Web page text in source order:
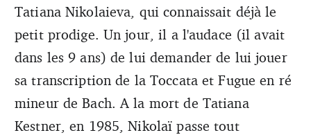
Tatiana Nikolaieva, qui connaissait déjà le
petit prodige. Un jour, il a l'audace (il avait
dans les 9 ans) de lui demander de lui jouer
sa transcription de la Toccata et Fugue en ré
mineur de Bach. A la mort de Tatiana
Kestner, en 1985, Nikolaï passe tout